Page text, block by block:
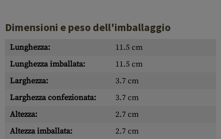
Dimensioni e peso dell'imballaggio
Lunghezza:
11.5 cm
Lunghezza imballata:
11.5 cm
Larghezza:
3.7 cm
Larghezza confezionata:
3.7 cm
Altezza:
2.7 cm
Altezza imballata:
2.7 cm